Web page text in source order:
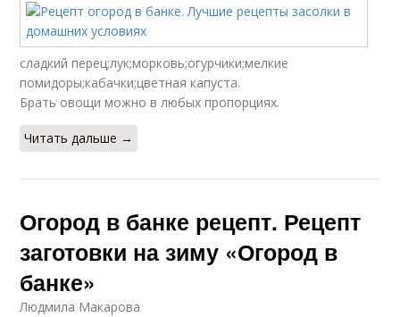
сладкий перец;лук;морковь;огурчики;мелкие
помидоры;кабачки;цветная капуста.
Брать овощи можно в любых пропорциях.
Читать дальше →
Огород в банке рецепт. Рецепт
заготовки на зиму «Огород в
банке»
Людмила Макарова